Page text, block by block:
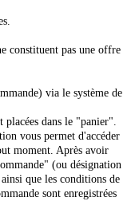
.
constituent pas une offre
via le système de
placées dans le "panier".
vous permet d'accéder
moment. Après avoir
(ou désignation
que les conditions de
sont enregistrées